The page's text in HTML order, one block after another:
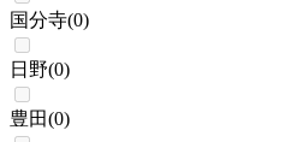
国分寺(0)
日野(0)
豊田(0)